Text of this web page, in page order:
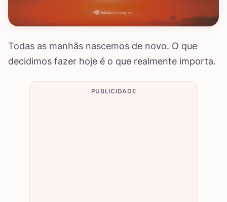
Todas as manhãs nascemos de novo. O que
decidimos fazer hoje é o que realmente importa.
PUBLICIDADE